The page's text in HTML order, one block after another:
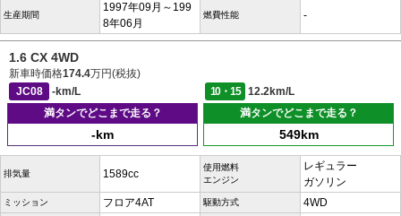
生産期間
1997年09月～199
8年06月
燃費性能 -
1.6 CX 4WD
新車時価格174.4万円(税抜)
JC08
-km/L 10・15
12.2km/L
満タンでどこまで走る？
-km
満タンでどこまで走る？
549km
排気量 1589cc
使用燃料
エンジン
レギュラー
ガソリン
ミッション フロア4AT 駆動方式 4WD